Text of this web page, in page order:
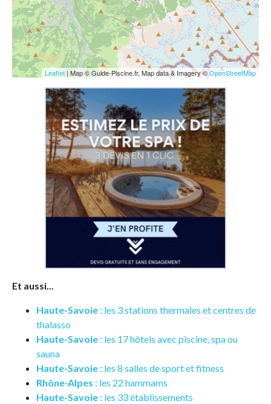
Leaflet | Map © Guide-Piscine.fr, Map data & Imagery ©OpenStreetMap
Et aussi...
Haute-Savoie : les 3 stations thermales et centres de
thalasso
Haute-Savoie : les 17 hôtels avec piscine, spa ou
sauna
Haute-Savoie : les 8 salles de sport et fitness
Rhône-Alpes : les 22 hammams
Haute-Savoie : les 33 établissements